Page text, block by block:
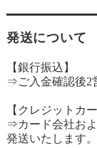
発送について
【銀行振込】
⇒ご入金確認後2
【クレジットカ
⇒カード会社お
発送いたします。